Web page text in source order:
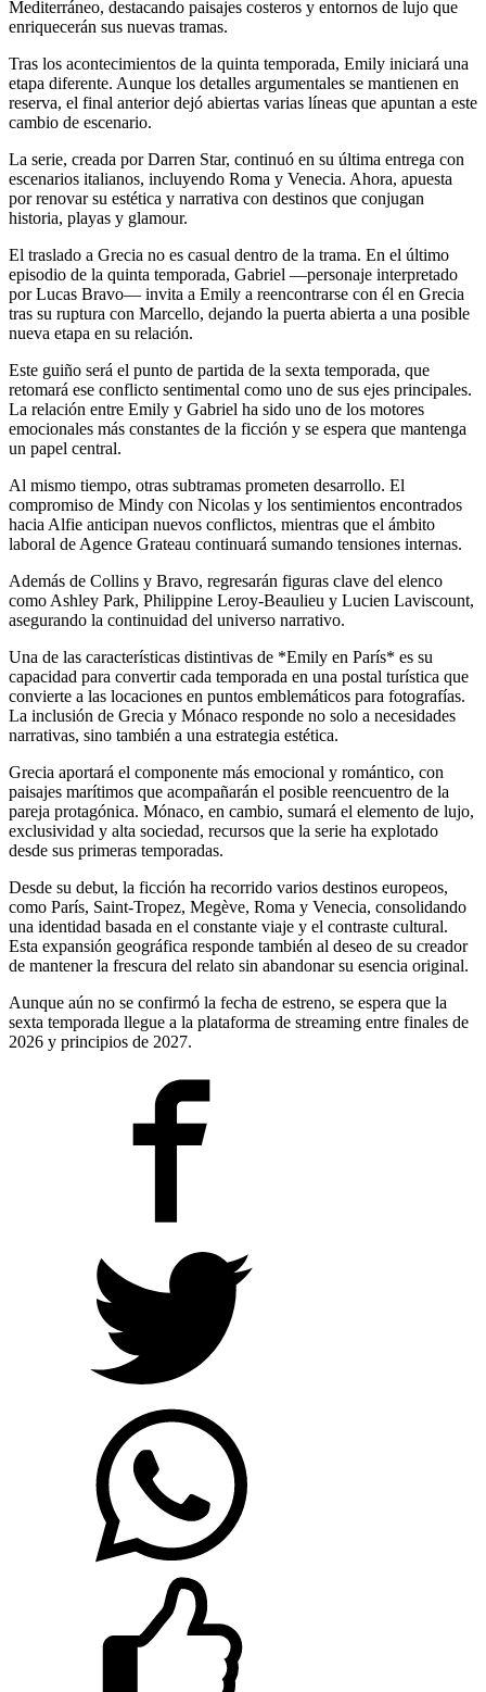
Mediterráneo, destacando paisajes costeros y entornos de lujo que
enriquecerán sus nuevas tramas.
Tras los acontecimientos de la quinta temporada, Emily iniciará una
etapa diferente. Aunque los detalles argumentales se mantienen en
reserva, el final anterior dejó abiertas varias líneas que apuntan a este
cambio de escenario.
La serie, creada por Darren Star, continuó en su última entrega con
escenarios italianos, incluyendo Roma y Venecia. Ahora, apuesta
por renovar su estética y narrativa con destinos que conjugan
historia, playas y glamour.
El traslado a Grecia no es casual dentro de la trama. En el último
episodio de la quinta temporada, Gabriel —personaje interpretado
por Lucas Bravo— invita a Emily a reencontrarse con él en Grecia
tras su ruptura con Marcello, dejando la puerta abierta a una posible
nueva etapa en su relación.
Este guiño será el punto de partida de la sexta temporada, que
retomará ese conflicto sentimental como uno de sus ejes principales.
La relación entre Emily y Gabriel ha sido uno de los motores
emocionales más constantes de la ficción y se espera que mantenga
un papel central.
Al mismo tiempo, otras subtramas prometen desarrollo. El
compromiso de Mindy con Nicolas y los sentimientos encontrados
hacia Alfie anticipan nuevos conflictos, mientras que el ámbito
laboral de Agence Grateau continuará sumando tensiones internas.
Además de Collins y Bravo, regresarán figuras clave del elenco
como Ashley Park, Philippine Leroy-Beaulieu y Lucien Laviscount,
asegurando la continuidad del universo narrativo.
Una de las características distintivas de *Emily en París* es su
capacidad para convertir cada temporada en una postal turística que
convierte a las locaciones en puntos emblemáticos para fotografías.
La inclusión de Grecia y Mónaco responde no solo a necesidades
narrativas, sino también a una estrategia estética.
Grecia aportará el componente más emocional y romántico, con
paisajes marítimos que acompañarán el posible reencuentro de la
pareja protagónica. Mónaco, en cambio, sumará el elemento de lujo,
exclusividad y alta sociedad, recursos que la serie ha explotado
desde sus primeras temporadas.
Desde su debut, la ficción ha recorrido varios destinos europeos,
como París, Saint-Tropez, Megève, Roma y Venecia, consolidando
una identidad basada en el constante viaje y el contraste cultural.
Esta expansión geográfica responde también al deseo de su creador
de mantener la frescura del relato sin abandonar su esencia original.
Aunque aún no se confirmó la fecha de estreno, se espera que la
sexta temporada llegue a la plataforma de streaming entre finales de
2026 y principios de 2027.